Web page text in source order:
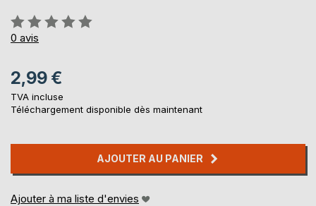
Évaluation:
0%
0 avis
2,99 €
TVA incluse
Téléchargement disponible dès maintenant
AJOUTER AU PANIER
Ajouter à ma liste d'envies